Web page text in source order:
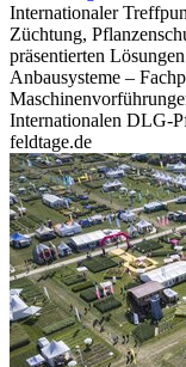
Internationaler
Züchtung,
präsentierten
Anbausysteme –
Internationalen DLG-
feldtage.de